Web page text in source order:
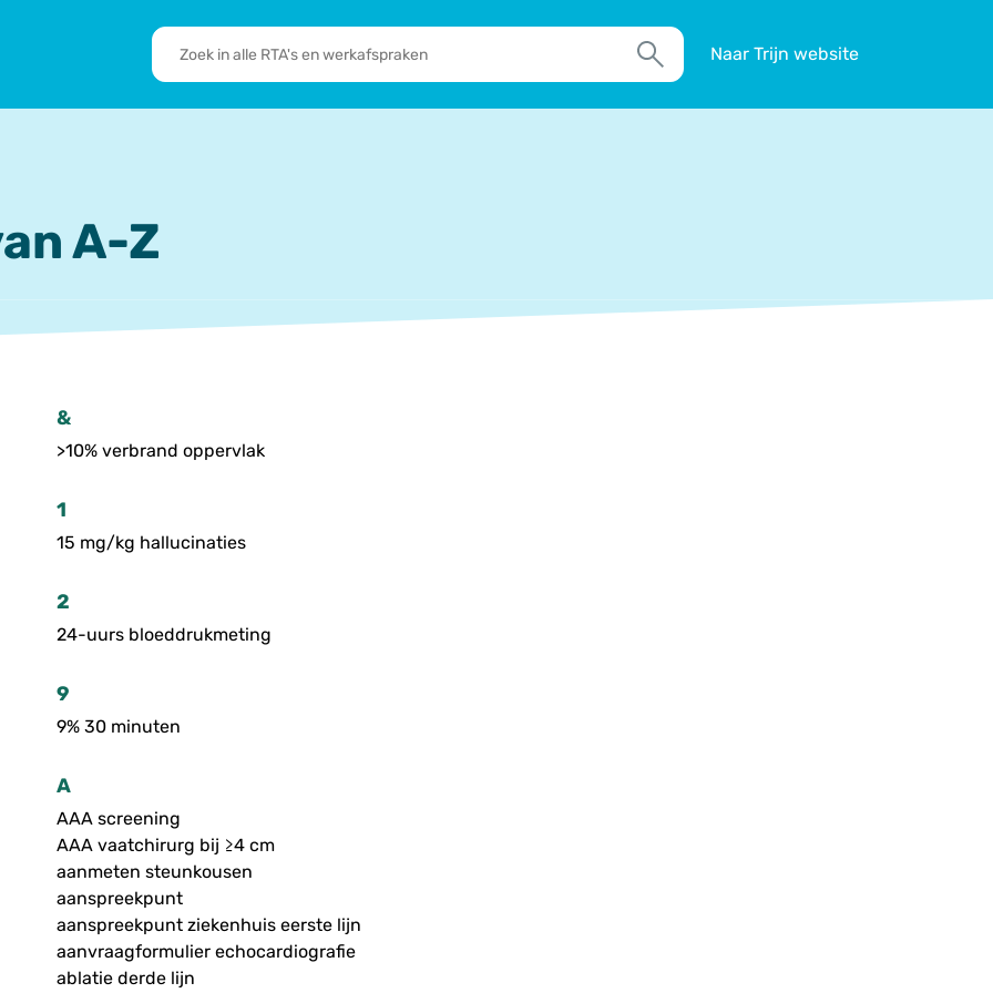
RTA's
en
Zoek
Naar Trijn website
A-Z
&
>10% verbrand oppervlak
1
15 mg/kg hallucinaties
2
24-uurs bloeddrukmeting
9
9% 30 minuten
A
AAA screening
AAA vaatchirurg bij ≥4 cm
aanmeten steunkousen
aanspreekpunt
aanspreekpunt ziekenhuis eerste lijn
aanvraagformulier echocardiografie
ablatie derde lijn